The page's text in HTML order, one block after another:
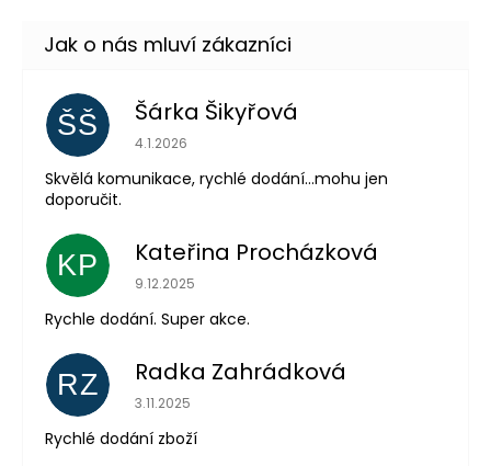
ŠŠ Šárka Šikyřová
Hodnocení obchodu je 5 z 5 hvězdiček.
4.1.2026
Skvělá komunikace, rychlé dodání...mohu jen
doporučit.
KP Kateřina Procházková
Hodnocení obchodu je 5 z 5 hvězdiček.
9.12.2025
Rychle dodání. Super akce.
RZ Radka Zahrádková
Hodnocení obchodu je 5 z 5 hvězdiček.
3.11.2025
Rychlé dodání zboží